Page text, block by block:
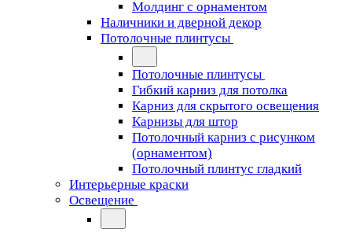
Молдинг с орнаментом
Наличники и дверной декор
Потолочные плинтусы
Потолочные плинтусы
Гибкий карниз для потолка
Карниз для скрытого освещения
Карнизы для штор
Потолочный карниз с рисунком
(орнаментом)
Потолочный плинтус гладкий
Интерьерные краски
Освещение